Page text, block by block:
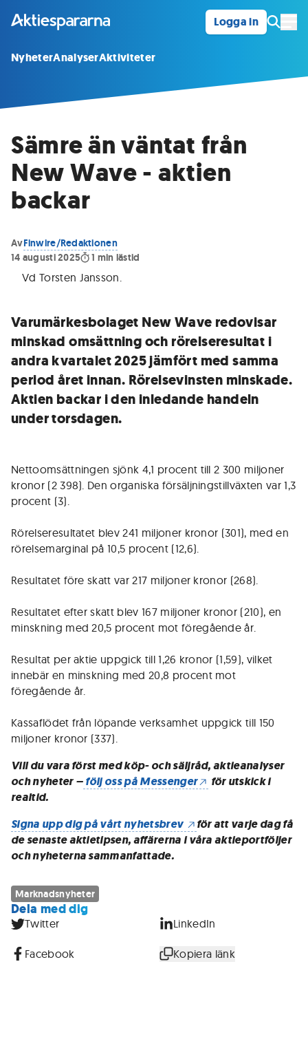
Logga in
NyheterAnalyserAktiviteter
Sämre än väntat från
New Wave - aktien
backar
AvFinwire/Redaktionen
14 augusti 2025
1 min lästid
Vd Torsten Jansson.
Varumärkesbolaget New Wave redovisar
minskad omsättning och rörelseresultat i
andra kvartalet 2025 jämfört med samma
period året innan. Rörelsevinsten minskade.
Aktien backar i den inledande handeln
under torsdagen.
Nettoomsättningen sjönk 4,1 procent till 2 300 miljoner
kronor (2 398). Den organiska försäljningstillväxten var 1,3
procent (3).
Rörelseresultatet blev 241 miljoner kronor (301), med en
rörelsemarginal på 10,5 procent (12,6).
Resultatet före skatt var 217 miljoner kronor (268).
Resultatet efter skatt blev 167 miljoner kronor (210), en
minskning med 20,5 procent mot föregående år.
Resultat per aktie uppgick till 1,26 kronor (1,59), vilket
innebär en minskning med 20,8 procent mot
föregående år.
Kassaflödet från löpande verksamhet uppgick till 150
miljoner kronor (337).
Vill du vara först med köp- och säljråd, aktieanalyser
och nyheter –följ oss på Messenger
för utskick i
realtid.
Signa upp dig på vårt nyhetsbrev
för att varje dag få
de senaste aktietipsen, affärerna i våra aktieportföljer
och nyheterna sammanfattade.
Marknadsnyheter
Dela med dig
Twitter LinkedIn
Facebook Kopiera länk